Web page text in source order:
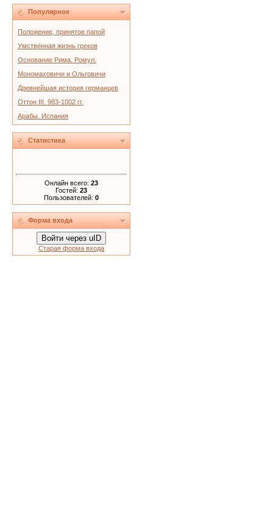
Популярное
Положение, принятое папой
Умственная жизнь греков
Основание Рима. Ромул.
Мономаховичи и Ольговичи
Древнейшая история германцев
Оттон III. 983-1002 гг.
Арабы. Испания
Статистика
Онлайн всего: 23
Гостей: 23
Пользователей: 0
Форма входа
Войти через uID
Старая форма входа